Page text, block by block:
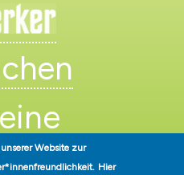
Website zur
Hier